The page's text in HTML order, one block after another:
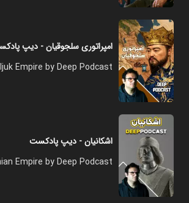
امپراتوری سلجوقیان - دیپ
Empire by Deep Podcast
اشکانیان - دیپ پادکست
Empire by Deep Podcast